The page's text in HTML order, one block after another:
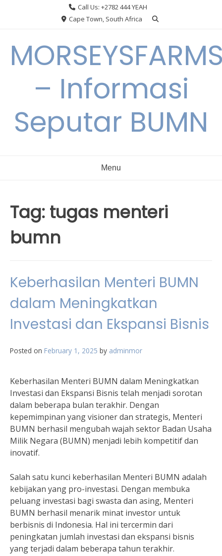
Call Us: +2782 444 YEAH
Cape Town, South Africa
– Informasi
Seputar BUMN
Menu
Tag: tugas menteri
bumn
Keberhasilan Menteri BUMN
dalam Meningkatkan
Investasi dan Ekspansi Bisnis
Posted on February 1, 2025 by adminmor
Keberhasilan Menteri BUMN dalam Meningkatkan
Investasi dan Ekspansi Bisnis telah menjadi sorotan
dalam beberapa bulan terakhir. Dengan
kepemimpinan yang visioner dan strategis, Menteri
BUMN berhasil mengubah wajah sektor Badan Usaha
Milik Negara (BUMN) menjadi lebih kompetitif dan
inovatif.
Salah satu kunci keberhasilan Menteri BUMN adalah
kebijakan yang pro-investasi. Dengan membuka
peluang investasi bagi swasta dan asing, Menteri
BUMN berhasil menarik minat investor untuk
berbisnis di Indonesia. Hal ini tercermin dari
peningkatan jumlah investasi dan ekspansi bisnis
yang terjadi dalam beberapa tahun terakhir.